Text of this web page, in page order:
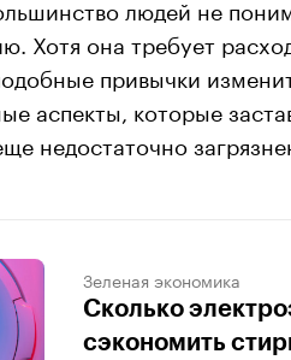
людей не
Хотя она требует
привычки
аспекты, которые
недостаточно
Зеленая экономика
Сколько
сэкономить